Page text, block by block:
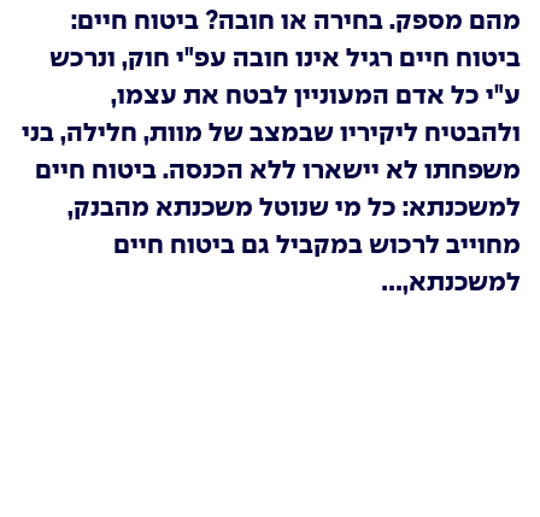
מהם מספק. בחירה או חובה? ביטוח חיים:
ביטוח חיים רגיל אינו חובה עפ"י חוק, ונרכש
ע"י כל אדם המעוניין לבטח את עצמו,
ולהבטיח ליקיריו שבמצב של מוות, חלילה, בני
משפחתו לא יישארו ללא הכנסה. ביטוח חיים
למשכנתא: כל מי שנוטל משכנתא מהבנק,
מחוייב לרכוש במקביל גם ביטוח חיים
למשכנתא,...